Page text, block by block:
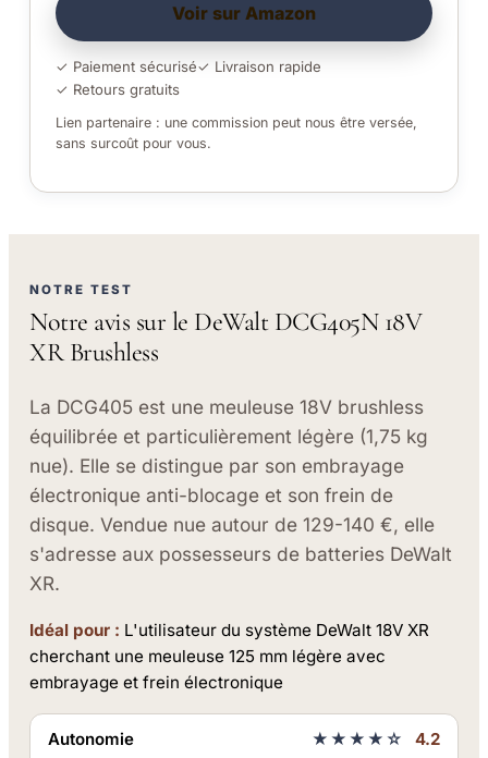
Voir sur Amazon
✓ Paiement sécurisé✓ Livraison rapide
✓ Retours gratuits
Lien partenaire : une commission peut nous être versée,
sans surcoût pour vous.
NOTRE TEST
Notre avis sur le DeWalt DCG405N 18V
XR Brushless
La DCG405 est une meuleuse 18V brushless
équilibrée et particulièrement légère (1,75 kg
nue). Elle se distingue par son embrayage
électronique anti-blocage et son frein de
disque. Vendue nue autour de 129-140 €, elle
s'adresse aux possesseurs de batteries DeWalt
XR.
Idéal pour : L'utilisateur du système DeWalt 18V XR
cherchant une meuleuse 125 mm légère avec
embrayage et frein électronique
Autonomie ★★★★☆ 4.2